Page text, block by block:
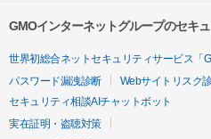
GMOインターネットグループのセキ
世界初総合ネットセキュリティサービス「
パスワード漏洩診断
Webサイトリスク
セキュリティ相談AIチャットボット
実在証明・盗聴対策